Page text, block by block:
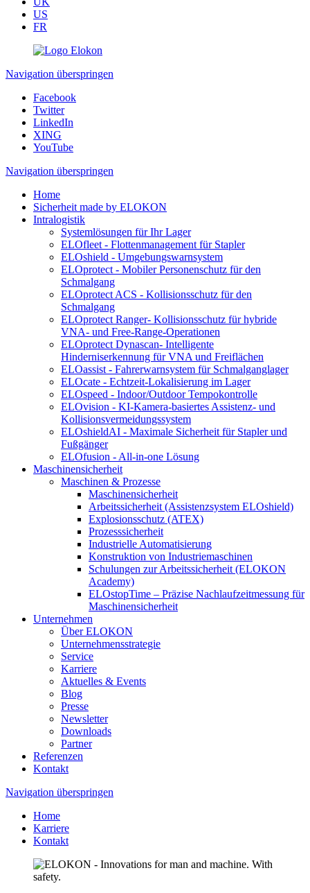
US
FR
Navigation überspringen
Facebook
Twitter
LinkedIn
XING
YouTube
Navigation überspringen
Home
Sicherheit made by ELOKON
Intralogistik
Systemlösungen für Ihr Lager
ELOfleet - Flottenmanagement für Stapler
ELOshield - Umgebungswarnsystem
ELOprotect - Mobiler Personenschutz für den
Schmalgang
ELOprotect ACS - Kollisionsschutz für den
Schmalgang
ELOprotect Ranger- Kollisionsschutz für hybride
VNA- und Free-Range-Operationen
ELOprotect Dynascan- Intelligente
Hinderniserkennung für VNA und Freiflächen
ELOassist - Fahrerwarnsystem für Schmalganglager
ELOcate - Echtzeit-Lokalisierung im Lager
ELOspeed - Indoor/Outdoor Tempokontrolle
ELOvision - KI-Kamera-basiertes Assistenz- und
Kollisionsvermeidungssystem
ELOshieldAI - Maximale Sicherheit für Stapler und
Fußgänger
ELOfusion - All-in-one Lösung
Maschinensicherheit
Maschinen & Prozesse
Maschinensicherheit
Arbeitssicherheit (Assistenzsystem ELOshield)
Explosionsschutz (ATEX)
Prozesssicherheit
Industrielle Automatisierung
Konstruktion von Industriemaschinen
Schulungen zur Arbeitssicherheit (ELOKON
Academy)
ELOstopTime – Präzise Nachlaufzeitmessung für
Maschinensicherheit
Unternehmen
Über ELOKON
Unternehmensstrategie
Service
Karriere
Aktuelles & Events
Blog
Presse
Newsletter
Downloads
Partner
Referenzen
Kontakt
Navigation überspringen
Home
Karriere
Kontakt